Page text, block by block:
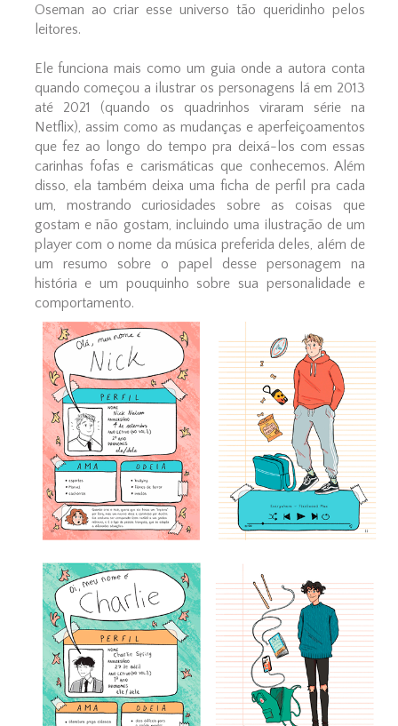
Oseman ao criar esse universo tão queridinho pelos
leitores.
Ele funciona mais como um guia onde a autora conta
quando começou a ilustrar os personagens lá em 2013
até 2021 (quando os quadrinhos viraram série na
Netflix), assim como as mudanças e aperfeiçoamentos
que fez ao longo do tempo pra deixá-los com essas
carinhas fofas e carismáticas que conhecemos. Além
disso, ela também deixa uma ficha de perfil pra cada
um, mostrando curiosidades sobre as coisas que
gostam e não gostam, incluindo uma ilustração de um
player com o nome da música preferida deles, além de
um resumo sobre o papel desse personagem na
história e um pouquinho sobre sua personalidade e
comportamento.